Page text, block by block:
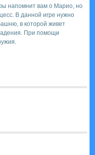
напомнит вам о Марио, но
В данной игре нужно
в которой живет
При помощи